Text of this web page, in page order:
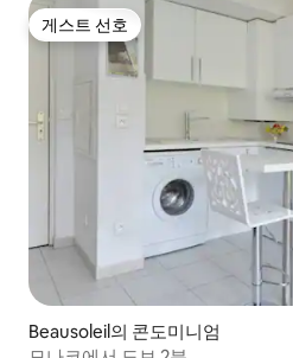
게스트 선호
게스트 선호
Beausoleil의 콘도미니엄